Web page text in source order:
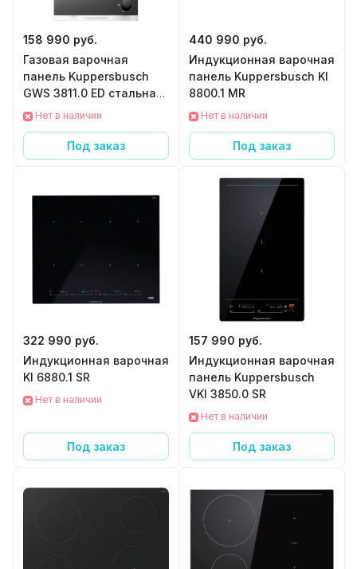
158 990 руб.
Газовая варочная
панель Kuppersbusch
GWS 3811.0 ED стальная
рамка
Нет в наличии
Под заказ
440 990 руб.
Индукционная варочная
панель Kuppersbusch KI
8800.1 MR
Нет в наличии
Под заказ
322 990 руб.
Индукционная варочная панель Kuppersbusch
KI 6880.1 SR
Нет в наличии
Под заказ
157 990 руб.
Индукционная варочная
панель Kuppersbusch
VKI 3850.0 SR
Нет в наличии
Под заказ